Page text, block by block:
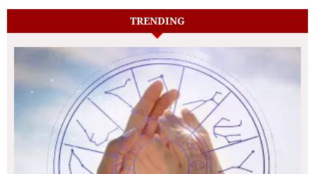
TRENDING